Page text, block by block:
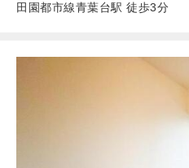
田園都市線青葉台駅 徒歩3分